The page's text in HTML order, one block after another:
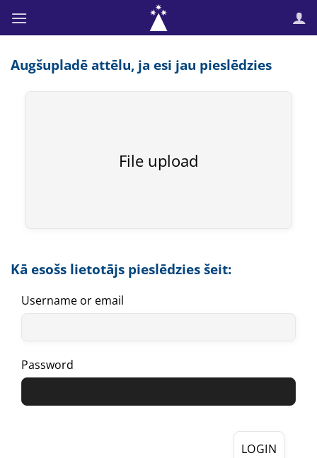
Augšupladē attēlu, ja esi jau pieslēdzies
File upload
Kā esošs lietotājs pieslēdzies šeit:
Username or email
Password
LOGIN